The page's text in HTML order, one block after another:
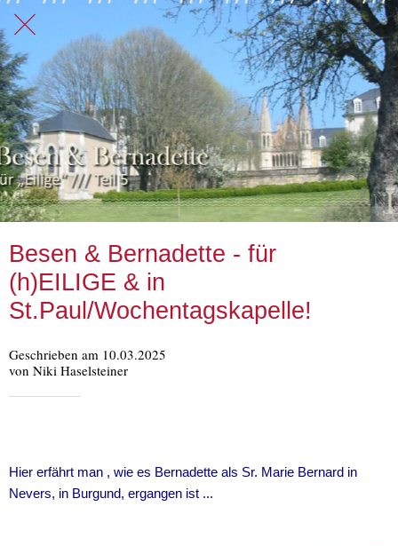
Besen & Bernadette - für
(h)EILIGE & in
St.Paul/Wochentagskapelle!
Geschrieben am 10.03.2025
von Niki Haselsteiner
Hier erfährt man , wie es Bernadette als Sr. Marie Bernard in
Nevers, in Burgund, ergangen ist ...